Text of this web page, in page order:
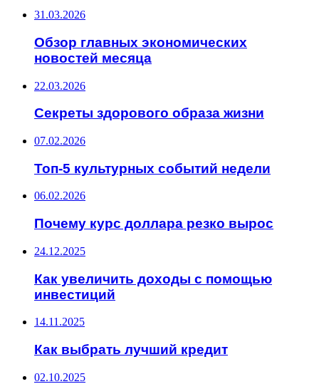
31.03.2026
Обзор главных экономических
новостей месяца
22.03.2026
Секреты здорового образа жизни
07.02.2026
Топ-5 культурных событий недели
06.02.2026
Почему курс доллара резко вырос
24.12.2025
Как увеличить доходы с помощью
инвестиций
14.11.2025
Как выбрать лучший кредит
02.10.2025